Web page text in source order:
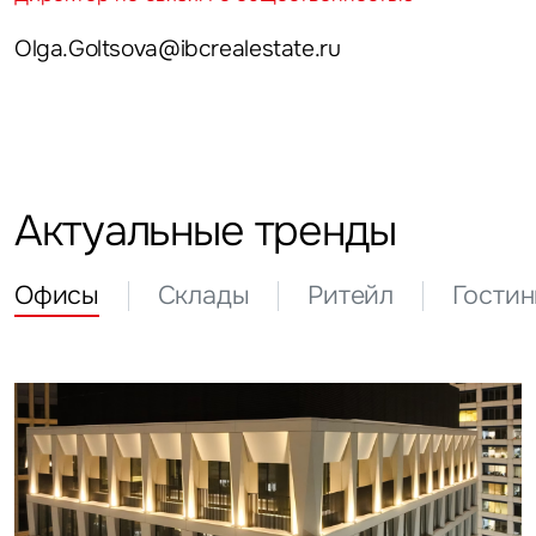
Olga.Goltsova@ibcrealestate.ru
Актуальные тренды
Офисы Склады Ритейл
персональных данных